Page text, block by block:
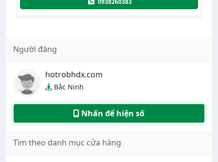
Người đăng
hotrobhdx.com
Bắc Ninh
Nhấn để hiện số
Tìm theo danh mục cửa hàng